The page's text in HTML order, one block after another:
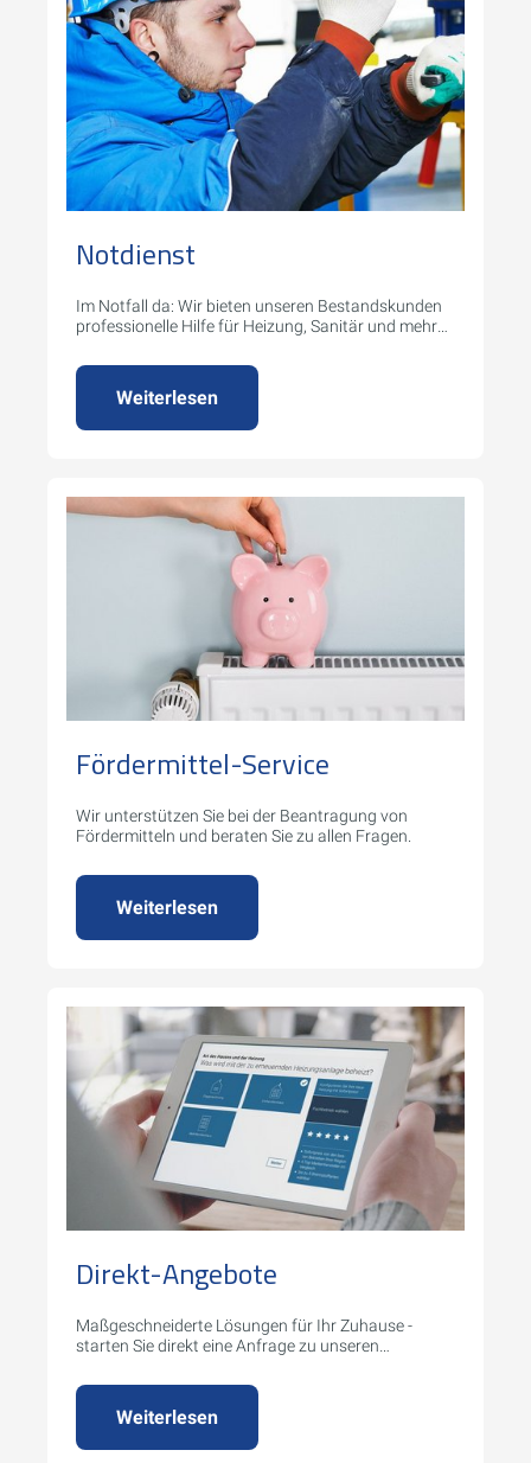
Notdienst
Im Notfall da: Wir bieten unseren Bestandskunden
professionelle Hilfe für Heizung, Sanitär und mehr
Weiterlesen
Fördermittel-Service
Wir unterstützen Sie bei der Beantragung von
Fördermitteln und beraten Sie zu allen Fragen.
Weiterlesen
Direkt-Angebote
Maßgeschneiderte Lösungen für Ihr Zuhause -
starten Sie direkt eine Anfrage zu unseren
Weiterlesen